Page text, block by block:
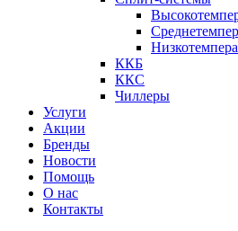
ККБ
ККС
Чиллеры
Услуги
Акции
Бренды
Новости
Помощь
О нас
Контакты